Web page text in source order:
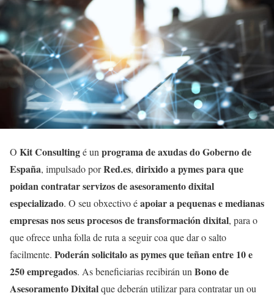
O Kit Consultingé un programa de axudas do Goberno de
España, impulsado porRed.es, dirixido a pymes para que
poidan contratar servizos de asesoramento dixital
especializado. O seu obxectivo éapoiar a pequenas e medianas
empresas nos seus procesos de transformación dixital, para o
que ofrece unha folla de ruta a seguir coa que dar o salto
facilmente. Poderán solicitalo as pymes que teñan entre 10 e
250 empregados. As beneficiarias recibirán un Bono de
Asesoramento Dixitalque deberán utilizar para contratar un ou